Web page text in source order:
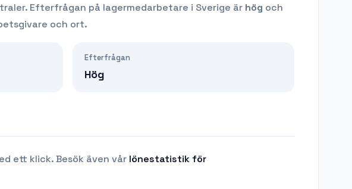
Efterfrågan på lagermedarbetare i Sverige är hög och
och ort.
Efterfrågan
Hög
ett klick. Besök även vår lönestatistik för